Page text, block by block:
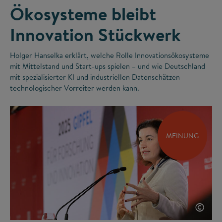
Ökosysteme bleibt
Innovation Stückwerk
Holger Hanselka erklärt, welche Rolle Innovationsökosysteme
mit Mittelstand und Start-ups spielen – und wie Deutschland
mit spezialisierter KI und industriellen Datenschätzen
technologischer Vorreiter werden kann.
MEINUNG
©